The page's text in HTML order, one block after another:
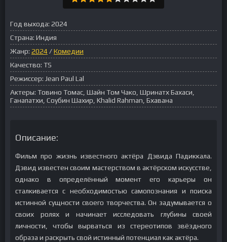
Год выхода: 2024
Страна: Индия
Жанр: 2024 /Комедии
Качество: TS
Режиссер: Jean Paul Lal
Актеры: Товино Томас, Шайн Том Чако, Шринатх Бахаси,
Ганапатхи, Соубин Шахир, Khalid Rahman, Бхавана
Описание:
Фильм про жизнь известного актёра Дэвида Падиккала.
Дэвид известен своим мастерством в актёрском искусстве,
однако в определённый момент его карьеры он
сталкивается с необходимостью самопознания и поиска
истинной сущности своего творчества. Он задумывается о
своих ролях и начинает исследовать глубины своей
личности, чтобы вырваться из стереотипов звёздного
образа и раскрыть свой истинный потенциал как актёра.